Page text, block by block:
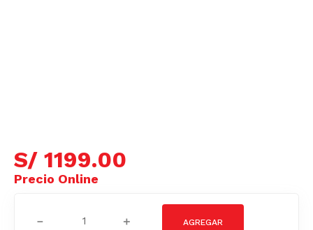
S/ 1199.00
＋
－